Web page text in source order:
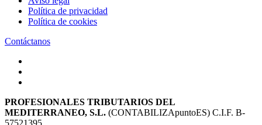
Política de privacidad
Política de cookies
Contáctanos
PROFESIONALES TRIBUTARIOS DEL
MEDITERRANEO, S.L. (CONTABILIZApuntoES) C.I.F. B-